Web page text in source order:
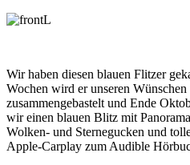
Wir haben diesen blauen Flitzer
Wochen wird er unseren Wünschen
zusammengebastelt und Ende
wir einen blauen Blitz mit
Wolken- und Sternegucken und
Apple-Carplay zum Audible